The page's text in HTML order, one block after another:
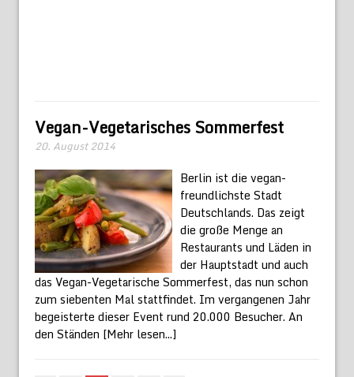
Vegan-Vegetarisches Sommerfest
20. August 2014
Berlin ist die vegan-
freundlichste Stadt
Deutschlands. Das zeigt
die große Menge an
Restaurants und Läden in
der Hauptstadt und auch
das Vegan-Vegetarische Sommerfest, das nun schon
zum siebenten Mal stattfindet. Im vergangenen Jahr
begeisterte dieser Event rund 20.000 Besucher. An
den Ständen [Mehr lesen...]